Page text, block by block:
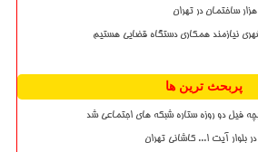
نیازمند همکاری دستگاه قضایی هستیم
پربحث ترین ها
فیل دو روزه ستاره شبکه های اجتماعی شد
در بلوار آیت ا... کاشانی تهران